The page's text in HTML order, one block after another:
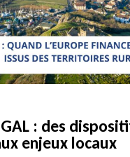
GAL : des
enjeux locaux